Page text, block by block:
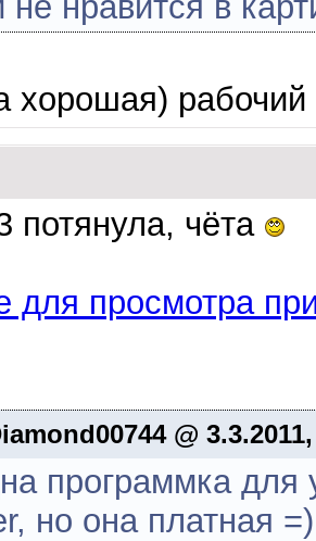
хорошая)
потянула, чёта
для просмотра
@
программка
но она платная =)